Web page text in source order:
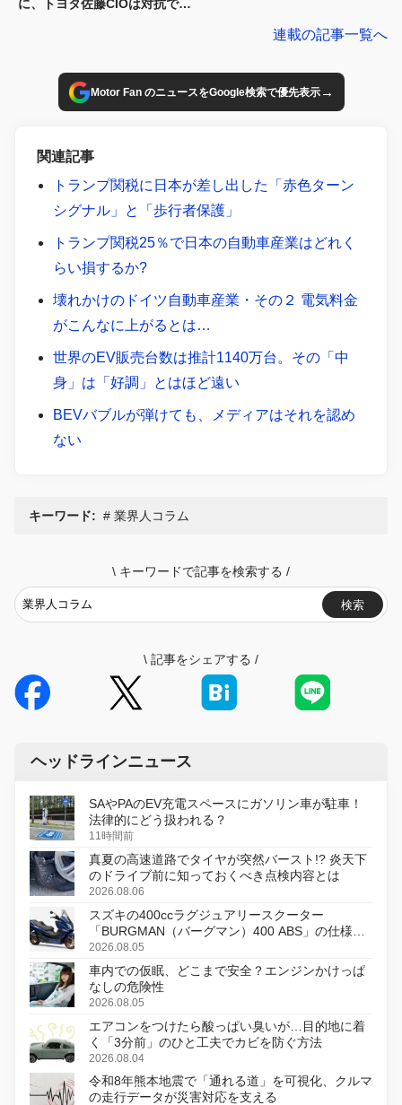
に、トヨタ佐藤CIOは対抗でき
連載の記事一覧へ
Motor Fan のニュースをGoogle検索で優先表示→
関連記事
トランプ関税に日本が差し出した「赤色ターン
シグナル」と「歩行者保護」
トランプ関税25％で日本の自動車産業はどれく
らい損するか?
壊れかけのドイツ自動車産業・その２ 電気料金
がこんなに上がるとは…
世界のEV販売台数は推計1140万台。その「中
身」は「好調」とはほど遠い
BEVバブルが弾けても、メディアはそれを認め
ない
キーワード: 業界人コラム
\ キーワードで記事を検索する /
検索
\ 記事をシェアする /
ヘッドラインニュース
SAやPAのEV充電スペースにガソリン車が駐車！
法律的にどう扱われる？
11時間前
真夏の高速道路でタイヤが突然バースト!? 炎天下
のドライブ前に知っておくべき点検内容とは
2026.08.06
スズキの400ccラグジュアリースクーター
「BURGMAN（バーグマン）400 ABS」の仕様を
変更し、8月18日に発売
2026.08.05
車内での仮眠、どこまで安全？エンジンかけっぱ
なしの危険性
2026.08.05
エアコンをつけたら酸っぱい臭いが…目的地に着
く「3分前」のひと工夫でカビを防ぐ方法
2026.08.04
令和8年熊本地震で「通れる道」を可視化、クルマ
の走行データが災害対応を支える